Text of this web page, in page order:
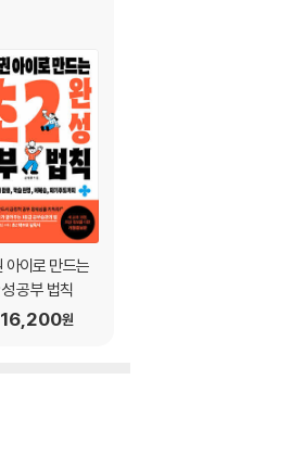
수 있습니다.
들이 반드시
주목을 받으며
어휘력, 사고력
것이 바로 ‘한
니다. 하루 30
아이로 만드는
공부 법칙
16,200원